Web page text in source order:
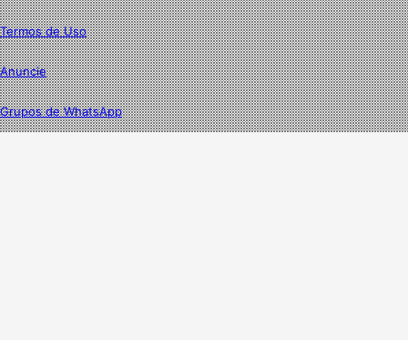
Termos de Uso
Anuncie
Grupos de WhatsApp